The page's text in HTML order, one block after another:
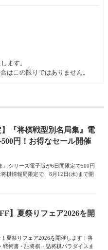
ます。
はこの限りではありません。
】『将棋戦型別名局集』電
円！お得なセール開催
』シリーズ電子版が6日間限定で500円
棋情報局限定で、8月12日(水)まで開
】夏祭りフェア2026を開
夏祭りフェア2026を開催します！将
戦術書・詰将棋・詰将棋パラダイスま